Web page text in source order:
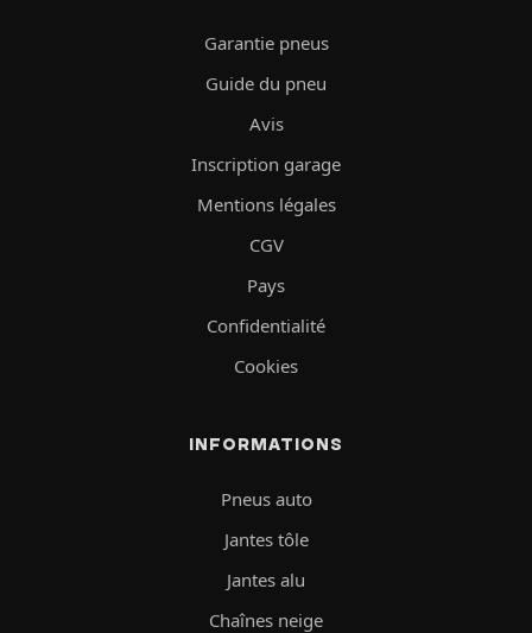
Garantie pneus
Guide du pneu
Avis
Inscription garage
Mentions légales
CGV
Pays
Confidentialité
Cookies
INFORMATIONS
Pneus auto
Jantes tôle
Jantes alu
Chaînes neige